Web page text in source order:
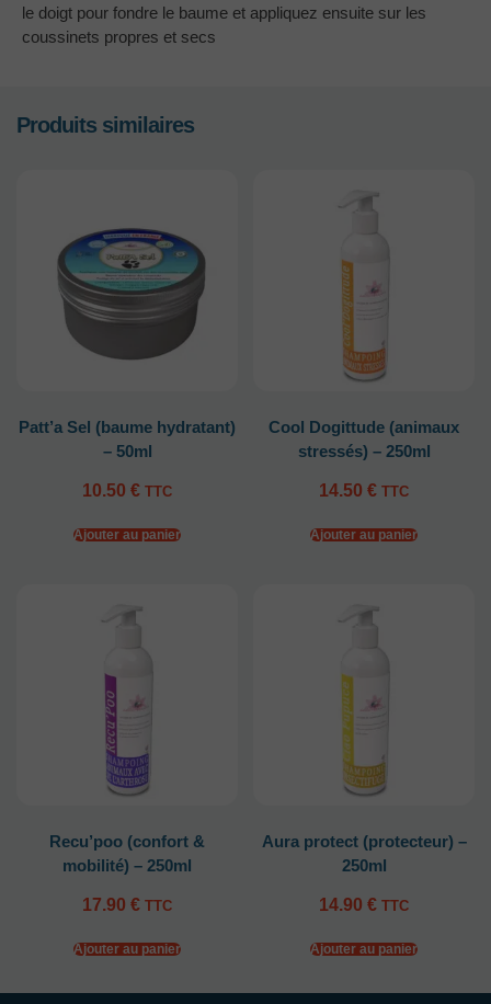
le doigt pour fondre le baume et appliquez ensuite sur les
coussinets propres et secs
Produits similaires
Patt’a Sel (baume hydratant)
– 50ml
10.50 € TTC
Ajouter au panier
Cool Dogittude (animaux
stressés) – 250ml
14.50 € TTC
Ajouter au panier
Recu’poo (confort &
mobilité) – 250ml
17.90 € TTC
Ajouter au panier
Aura protect (protecteur) –
250ml
14.90 € TTC
Ajouter au panier